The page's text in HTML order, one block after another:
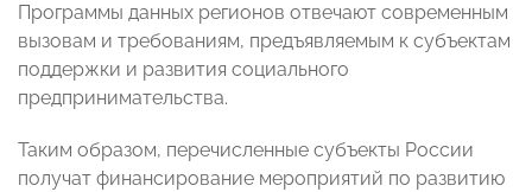
Программы данных регионов отвечают современным
вызовам и требованиям, предъявляемым к субъектам
поддержки и развития социального
предпринимательства.
Таким образом, перечисленные субъекты России
получат финансирование мероприятий по развитию